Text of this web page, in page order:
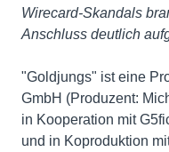
Wirecard-Skandals
Anschluss deutlich
"Goldjungs" ist eine
GmbH (Produzent:
in Kooperation mit
und in Koproduktion